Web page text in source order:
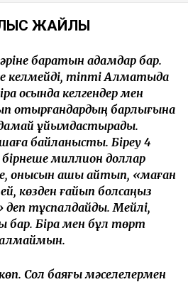
ЖАЙЛЫ
баратын адамдар бар.
келмейді, тіпті Алматыда
осында келгендер мен
отырғандардың барлығына
ұйымдастырады.
байланысты. Біреу 4
миллион доллар
онысын ашық айтып, «маған
көзден ғайып болсаңыз
деп тұспалдайды. Мейлі,
бар. Бірақ мен бұл төрт
Сол баяғы мәселелермен